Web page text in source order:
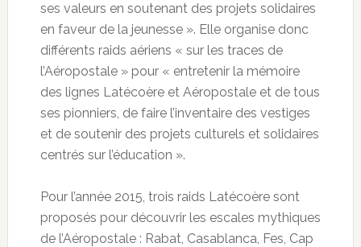
ses valeurs en soutenant des projets solidaires
en faveur de la jeunesse ». Elle organise donc
différents raids aériens « sur les traces de
l’Aéropostale » pour « entretenir la mémoire
des lignes Latécoère et Aéropostale et de tous
ses pionniers, de faire l’inventaire des vestiges
et de soutenir des projets culturels et solidaires
centrés sur l’éducation ».
Pour l’année 2015, trois raids Latécoère sont
proposés pour découvrir les escales mythiques
de l’Aéropostale : Rabat, Casablanca, Fes, Cap